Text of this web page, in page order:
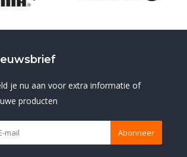
je nu aan voor extra informatie of
producten
Abonneer